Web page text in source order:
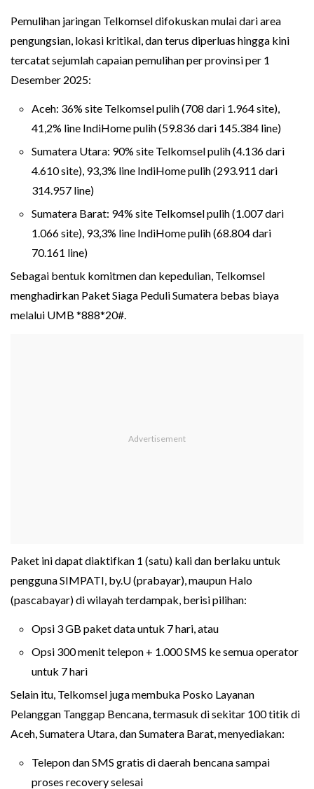
Pemulihan jaringan Telkomsel difokuskan mulai dari area
pengungsian, lokasi kritikal, dan terus diperluas hingga kini
tercatat sejumlah capaian pemulihan per provinsi per 1
Desember 2025:
Aceh: 36% site Telkomsel pulih (708 dari 1.964 site),
41,2% line IndiHome pulih (59.836 dari 145.384 line)
Sumatera Utara: 90% site Telkomsel pulih (4.136 dari
4.610 site), 93,3% line IndiHome pulih (293.911 dari
314.957 line)
Sumatera Barat: 94% site Telkomsel pulih (1.007 dari
1.066 site), 93,3% line IndiHome pulih (68.804 dari
70.161 line)
Sebagai bentuk komitmen dan kepedulian, Telkomsel
menghadirkan Paket Siaga Peduli Sumatera bebas biaya
melalui UMB *888*20#.
Paket ini dapat diaktifkan 1 (satu) kali dan berlaku untuk
pengguna SIMPATI, by.U (prabayar), maupun Halo
(pascabayar) di wilayah terdampak, berisi pilihan:
Opsi 3 GB paket data untuk 7 hari, atau
Opsi 300 menit telepon + 1.000 SMS ke semua operator
untuk 7 hari
Selain itu, Telkomsel juga membuka Posko Layanan
Pelanggan Tanggap Bencana, termasuk di sekitar 100 titik di
Aceh, Sumatera Utara, dan Sumatera Barat, menyediakan:
Telepon dan SMS gratis di daerah bencana sampai
proses recovery selesai